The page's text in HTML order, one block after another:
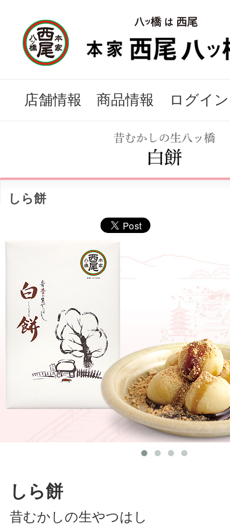
店舗情報 商品情報 ログイン
しら餅
しら餅
昔むかしの生やつはし